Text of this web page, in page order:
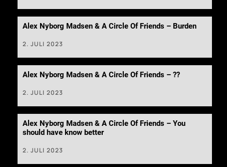
Alex Nyborg Madsen & A Circle Of Friends – Burden
2. JULI 2023
Alex Nyborg Madsen & A Circle Of Friends – ??
2. JULI 2023
Alex Nyborg Madsen & A Circle Of Friends – You
should have know better
2. JULI 2023